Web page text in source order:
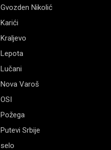
Gvozden Nikolić
Karići
Kraljevo
Lepota
Lučani
Nova Varoš
OSI
Požega
Putevi Srbije
selo